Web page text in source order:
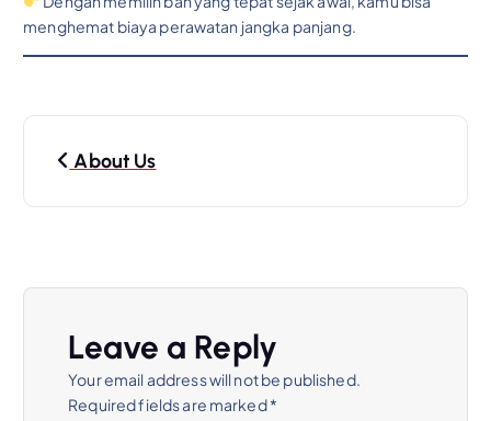
menghemat biaya perawatan jangka panjang.
About Us
Leave a Reply
Your email address will not be published.
Required fields are marked*